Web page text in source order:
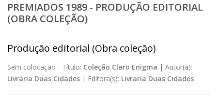
PREMIADOS 1989 - PRODUÇÃO EDITORIAL
(OBRA COLEÇÃO)
Produção editorial (Obra coleção)
Sem colocação - Título: Coleção Claro Enigma | Autor(a):
Livraria Duas Cidades | Editora(s): Livraria Duas Cidades